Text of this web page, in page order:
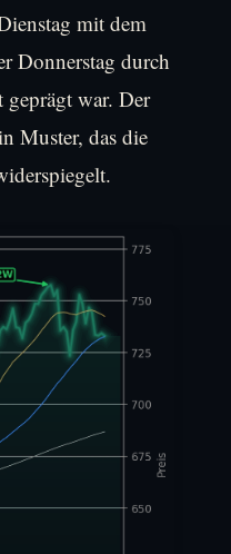
mit dem
Donnerstag durch
war. Der
Muster, das die